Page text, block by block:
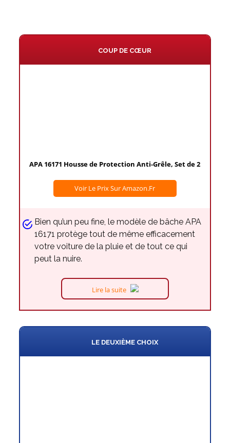
COUP DE CŒUR
APA 16171 Housse de Protection Anti-Grêle, Set de 2
Voir Le Prix Sur Amazon.fr
Bien qu’un peu fine, le modèle de bâche APA
16171 protège tout de même efficacement
votre voiture de la pluie et de tout ce qui
peut la nuire.
Lire la suite
LE DEUXIÈME CHOIX